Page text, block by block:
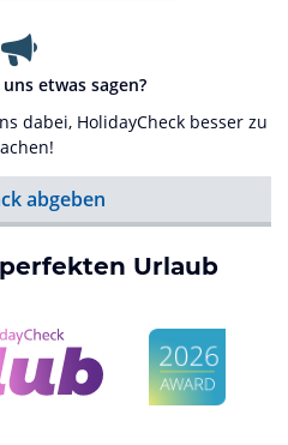
etwas sagen?
dabei, HolidayCheck besser zu
abgeben
Urlaub